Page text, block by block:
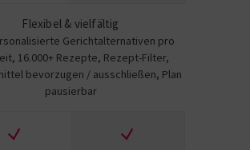
Flexibel & vielfältig
Gerichtalternativen pro
16.000+ Rezepte, Rezept-Filter,
bevorzugen / ausschließen, Plan
pausierbar